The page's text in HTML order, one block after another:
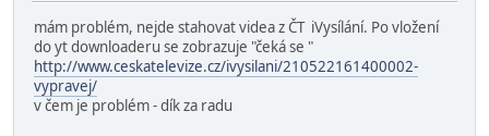
mám problém, nejde stahovat videa z ČT iVysílání. Po vložení
do yt downloaderu se zobrazuje "čeká se "
http://www.ceskatelevize.cz/ivysilani/210522161400002-
vypravej/
v čem je problém - dík za radu